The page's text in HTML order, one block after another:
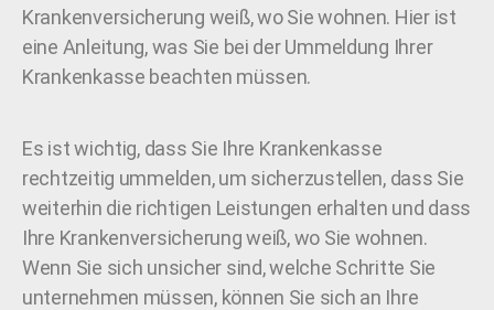
Krankenversicherung weiß, wo Sie wohnen. Hier ist
eine Anleitung, was Sie bei der Ummeldung Ihrer
Krankenkasse beachten müssen.
Es ist wichtig, dass Sie Ihre Krankenkasse
rechtzeitig ummelden, um sicherzustellen, dass Sie
weiterhin die richtigen Leistungen erhalten und dass
Ihre Krankenversicherung weiß, wo Sie wohnen.
Wenn Sie sich unsicher sind, welche Schritte Sie
unternehmen müssen, können Sie sich an Ihre